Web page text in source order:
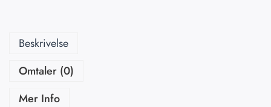
Beskrivelse
Omtaler (0)
Mer Info